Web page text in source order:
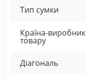
Тип сумки
Країна-виробник
товару
Діагональ